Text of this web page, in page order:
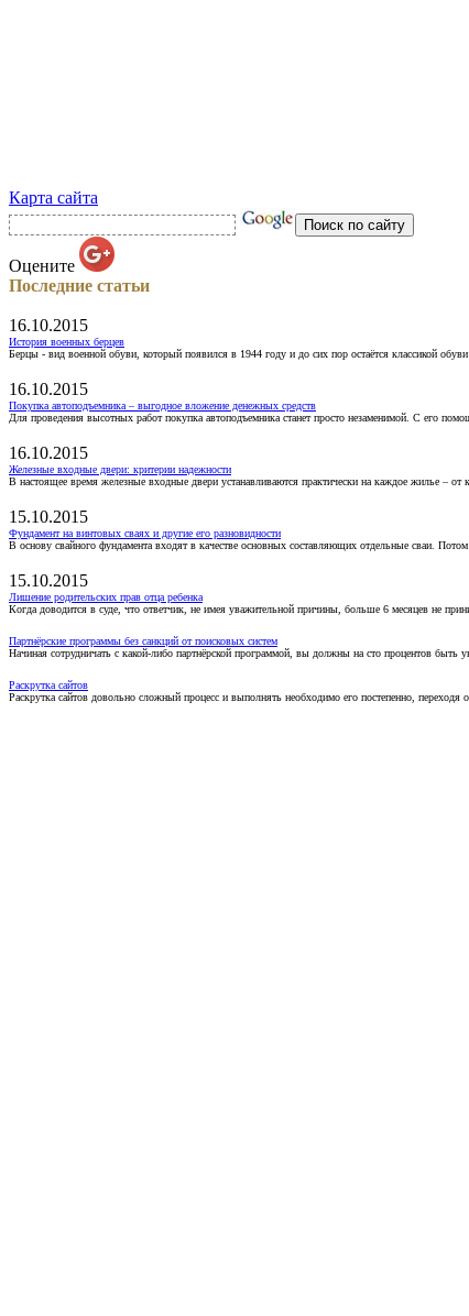
Карта сайта
Оцените
Последние статьи
16.10.2015
История военных берцев
Берцы - вид военной обуви, который появился в 1944 году и до сих пор остаётся классикой
16.10.2015
Покупка автоподъемника – выгодное вложение денежных средств
Для проведения высотных работ покупка автоподъемника станет просто незаменимой. С его
16.10.2015
Железные входные двери: критерии надежности
В настоящее время железные входные двери устанавливаются практически на каждое жилье – от
15.10.2015
Фундамент на винтовых сваях и другие его разновидности
В основу свайного фундамента входят в качестве основных составляющих отдельные сваи.
15.10.2015
Лишение родительских прав отца ребенка
Когда доводится в суде, что ответчик, не имея уважительной причины, больше 6 месяцев не
Партнёрские программы без санкций от поисковых систем
Начиная сотрудничать с какой-либо партнёрской программой, вы должны на сто процентов быть
Раскрутка сайтов
Раскрутка сайтов довольно сложный процесс и выполнять необходимо его постепенно, переходя